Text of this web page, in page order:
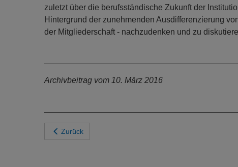
zuletzt über die berufsständische Zukunft der
Hintergrund der zunehmenden Ausdifferenzierung
der Mitgliederschaft - nachzudenken und zu
Archivbeitrag vom 10. März 2016
Zurück